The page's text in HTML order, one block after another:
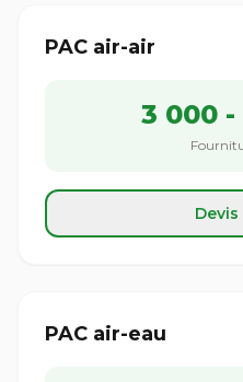
PAC air-air
3 000
PAC air-eau